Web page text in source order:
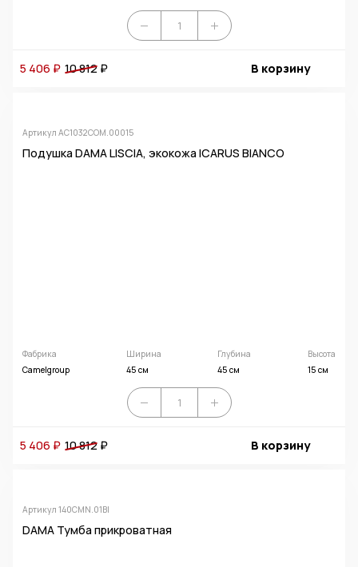
5 406 ₽ 10 812₽ В корзину
Артикул AC1032COM.00015
Подушка DAMA LISCIA, экокожа ICARUS BIANCO
Фабрика
Camelgroup
Ширина
45 см
Глубина
45 см
Высота
15 см
5 406 ₽ 10 812₽ В корзину
Артикул 140CMN.01BI
DAMA Тумба прикроватная